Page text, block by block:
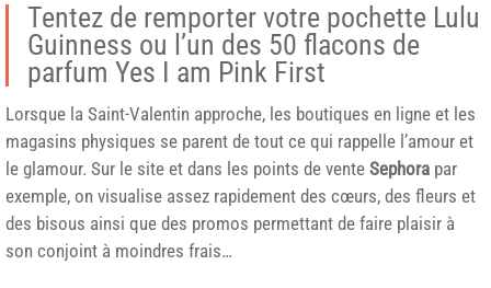
Tentez de remporter votre pochette Lulu
Guinness ou l’un des 50 flacons de
parfum Yes I am Pink First
Lorsque la Saint-Valentin approche, les boutiques en ligne et les
magasins physiques se parent de tout ce qui rappelle l’amour et
le glamour. Sur le site et dans les points de vente Sephora par
exemple, on visualise assez rapidement des cœurs, des fleurs et
des bisous ainsi que des promos permettant de faire plaisir à
son conjoint à moindres frais…